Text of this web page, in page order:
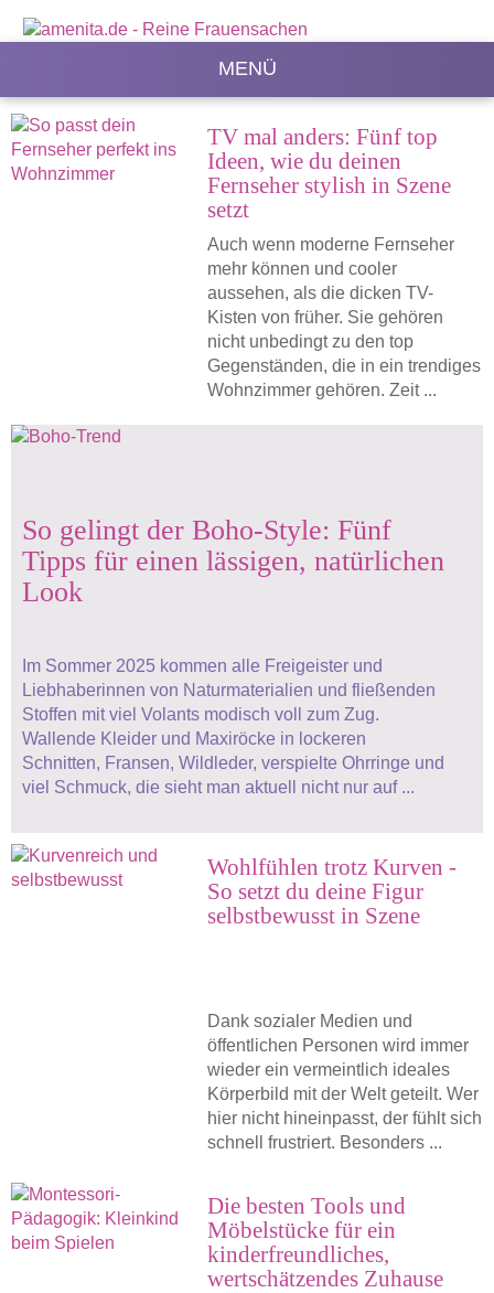
MENÜ
TV mal anders: Fünf top
Ideen, wie du deinen
Fernseher stylish in Szene
setzt
Auch wenn moderne Fernseher
mehr können und cooler
aussehen, als die dicken TV-
Kisten von früher. Sie gehören
nicht unbedingt zu den top
Gegenständen, die in ein trendiges
Wohnzimmer gehören. Zeit ...
So gelingt der Boho-Style: Fünf
Tipps für einen lässigen, natürlichen
Look
Im Sommer 2025 kommen alle Freigeister und
Liebhaberinnen von Naturmaterialien und fließenden
Stoffen mit viel Volants modisch voll zum Zug.
Wallende Kleider und Maxiröcke in lockeren
Schnitten, Fransen, Wildleder, verspielte Ohrringe und
viel Schmuck, die sieht man aktuell nicht nur auf ...
Wohlfühlen trotz Kurven -
So setzt du deine Figur
selbstbewusst in Szene
Dank sozialer Medien und
öffentlichen Personen wird immer
wieder ein vermeintlich ideales
Körperbild mit der Welt geteilt. Wer
hier nicht hineinpasst, der fühlt sich
schnell frustriert. Besonders ...
Die besten Tools und
Möbelstücke für ein
kinderfreundliches,
wertschätzendes Zuhause